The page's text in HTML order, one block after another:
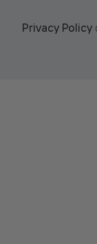
Privacy Policy